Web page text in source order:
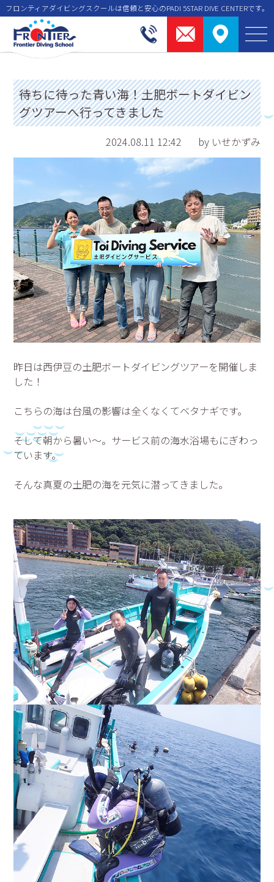
フロンティアダイビングスクールは信頼と安⼼のPADI 5STAR DIVE CENTERです。
待ちに待った青い海！土肥ボートダイビン
グツアーへ行ってきました
2024.08.11 12:42 by いせかずみ
昨日は西伊豆の土肥ボートダイビングツアーを開催しま
した！
こちらの海は台風の影響は全くなくてベタナギです。
そして朝から暑い～。サービス前の海水浴場もにぎわっ
ています。
そんな真夏の土肥の海を元気に潜ってきました。